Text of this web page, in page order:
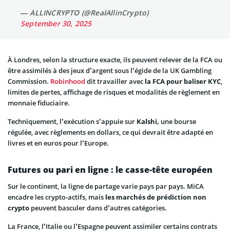
— ALLINCRYPTO (@RealAllinCrypto)
September 30, 2025
À Londres, selon la structure exacte, ils peuvent relever de la FCA ou
être assimilés à des jeux d’argent sous l’égide de la UK Gambling
Commission. Robinhood dit travailler avec la FCA pour baliser KYC,
limites de pertes, affichage de risques et modalités de règlement en
monnaie fiduciaire.
Techniquement, l’exécution s’appuie sur Kalshi, une bourse
régulée, avec règlements en dollars, ce qui devrait être adapté en
livres et en euros pour l’Europe.
Futures ou pari en ligne : le casse-tête européen
Sur le continent, la ligne de partage varie pays par pays. MiCA
encadre les crypto-actifs, mais les marchés de prédiction non
crypto peuvent basculer dans d’autres catégories.
La France, l’Italie ou l’Espagne peuvent assimiler certains contrats